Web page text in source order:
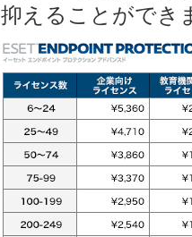
抑えることができ